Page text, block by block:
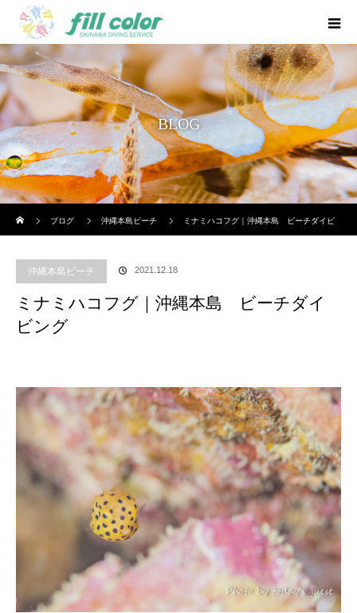
BLOG
ブログ
沖縄本島ビーチ ミナミハコフグ｜沖縄本島 ビーチダイビ
沖縄本島ビーチ 2021.12.18
ミナミハコフグ｜沖縄本島 ビーチダイ
ビング